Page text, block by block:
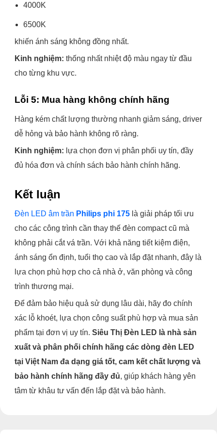
4000K
6500K
khiến ánh sáng không đồng nhất.
Kinh nghiệm: thống nhất nhiệt độ màu ngay từ đầu
cho từng khu vực.
Lỗi 5: Mua hàng không chính hãng
Hàng kém chất lượng thường nhanh giảm sáng, driver
dễ hỏng và bảo hành không rõ ràng.
Kinh nghiệm: lựa chọn đơn vị phân phối uy tín, đầy
đủ hóa đơn và chính sách bảo hành chính hãng.
Kết luận
Đèn LED âm trần Philips phi 175 là giải pháp tối ưu
cho các công trình cần thay thế đèn compact cũ mà
không phải cắt vá trần. Với khả năng tiết kiệm điện,
ánh sáng ổn định, tuổi thọ cao và lắp đặt nhanh, đây là
lựa chọn phù hợp cho cả nhà ở, văn phòng và công
trình thương mại.
Để đảm bảo hiệu quả sử dụng lâu dài, hãy đo chính
xác lỗ khoét, lựa chọn công suất phù hợp và mua sản
phẩm tại đơn vị uy tín. Siêu Thị Đèn LED là nhà sản
xuất và phân phối chính hãng các dòng đèn LED
tại Việt Nam đa dạng giá tốt, cam kết chất lượng và
bảo hành chính hãng đầy đủ, giúp khách hàng yên
tâm từ khâu tư vấn đến lắp đặt và bảo hành.